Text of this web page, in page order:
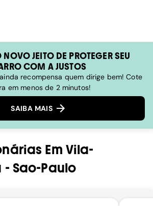
JEITO DE PROTEGER SEU
COM A JUSTOS
recompensa quem dirige bem! Cote
em menos de 2 minutos!
SAIBA MAIS
Em Vila-
- Sao-Paulo